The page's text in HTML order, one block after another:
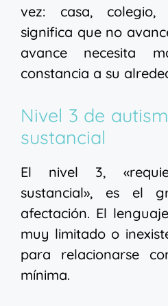
vez: casa,
significa que no
avance necesita
constancia a su
Nivel 3 de
sustancial
El nivel 3,
sustancial», es el
afectación. El
muy limitado o
para relacionarse
mínima.